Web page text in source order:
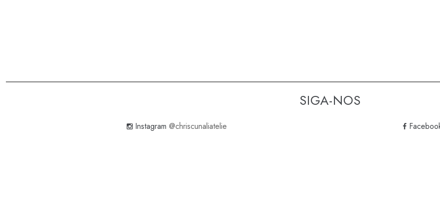
SIGA-NOS
Instagram @chriscunaliatelie